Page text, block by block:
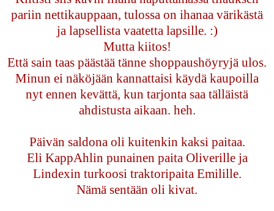
pariin nettikauppaan, tulossa on ihanaa värikästä
ja lapsellista vaatetta lapsille. :)
Mutta kiitos!
Että sain taas päästää tänne shoppaushöyryjä ulos.
Minun ei näköjään kannattaisi käydä kaupoilla
nyt ennen kevättä, kun tarjonta saa tälläistä
ahdistusta aikaan. heh.
Päivän saldona oli kuitenkin kaksi paitaa.
Eli KappAhlin punainen paita Oliverille ja
Lindexin turkoosi traktoripaita Emilille.
Nämä sentään oli kivat.